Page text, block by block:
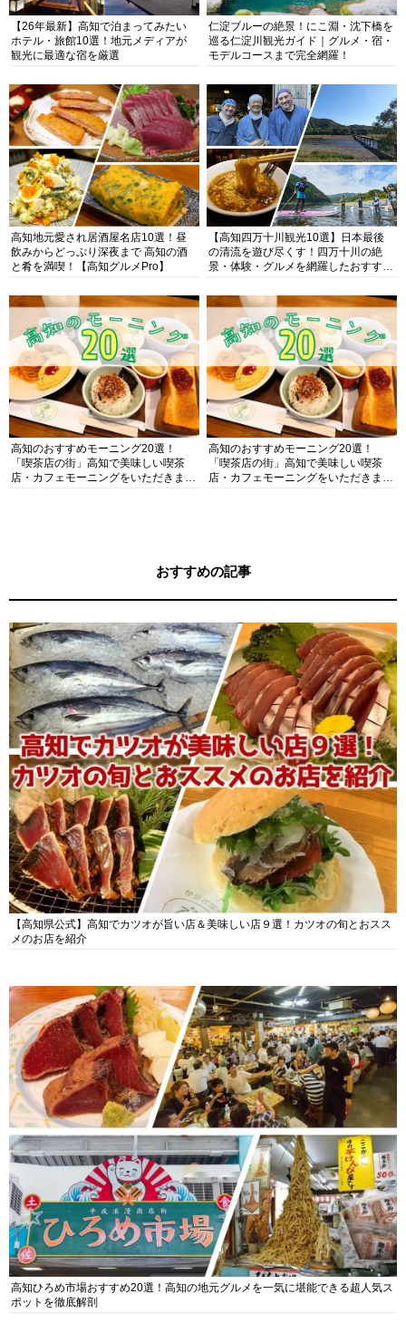
【26年最新】高知で泊まってみたい
ホテル・旅館10選！地元メディアが
観光に最適な宿を厳選
仁淀ブルーの絶景！にこ淵・沈下橋を
巡る仁淀川観光ガイド｜グルメ・宿・
モデルコースまで完全網羅！
高知地元愛され居酒屋名店10選！昼
飲みからどっぷり深夜まで 高知の酒
と肴を満喫！【高知グルメPro】
【高知四万十川観光10選】日本最後
の清流を遊び尽くす！四万十川の絶
景・体験・グルメを網羅したおすすめ
高知のおすすめモーニング20選！
「喫茶店の街」高知で美味しい喫茶
店・カフェモーニングをいただきま
高知のおすすめモーニング20選！
「喫茶店の街」高知で美味しい喫茶
店・カフェモーニングをいただきま
おすすめの記事
【高知県公式】高知でカツオが旨い店＆美味しい店９選！カツオの旬とおスス
メのお店を紹介
高知ひろめ市場おすすめ20選！高知の地元グルメを一気に堪能できる超人気ス
ポットを徹底解剖